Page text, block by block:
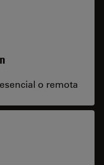
o remota